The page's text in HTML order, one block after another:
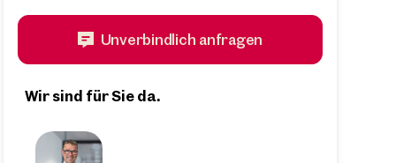
Unverbindlich anfragen
Wir sind für Sie da.